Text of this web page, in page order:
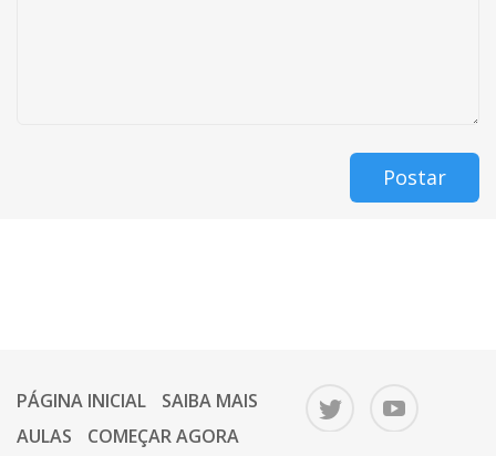
Postar
PÁGINA INICIAL
SAIBA MAIS
AULAS
COMEÇAR AGORA